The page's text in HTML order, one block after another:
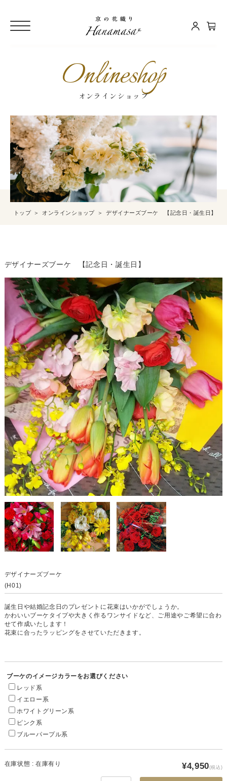
Onlineshop
オンラインショップ
トップ オンラインショップ デザイナーズブーケ 【記念日・誕生日】
デザイナーズブーケ 【記念日・誕生日】
デザイナーズブーケ
(H01)
誕生日や結婚記念日のプレゼントに花束はいかがでしょうか。
かわいいブーケタイプや大きく作るワンサイドなど、ご用途やご希望に合わ
せて作成いたします！
花束に合ったラッピングをさせていただきます。
ブーケのイメージカラーをお選びください
レッド系
イエロー系
ホワイトグリーン系
ピンク系
ブルーパープル系
在庫状態 : 在庫有り ¥4,950(税込)